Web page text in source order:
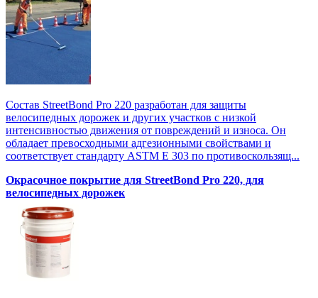
Состав StreetBond Pro 220 разработан для защиты
велосипедных дорожек и других участков с низкой
интенсивностью движения от повреждений и износа. Он
обладает превосходными адгезионными свойствами и
соответствует стандарту ASTM E 303 по противоскользящ...
Окрасочное покрытие для StreetBond Pro 220, для
велосипедных дорожек